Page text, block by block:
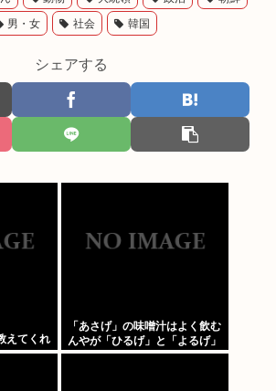
男・女 社会 韓国
シェアする
えてくれ
「あさげ」の味噌汁はよく飲む
んやが「ひるげ」と「よるげ」
は飲んだことない